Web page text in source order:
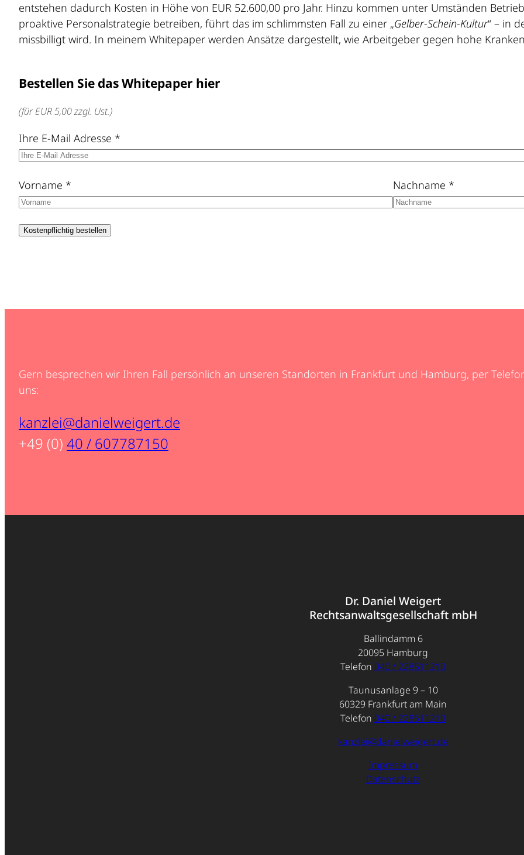
entstehen dadurch Kosten in Höhe von EUR 52.600,00 pro Jahr. Hinzu kommen unter Umständen
proaktive Personalstrategie betreiben, führt das im schlimmsten Fall zu einer „Gelber-Schein-Kultur“ – in
missbilligt wird. In meinem Whitepaper werden Ansätze dargestellt, wie Arbeitgeber gegen hohe
Bestellen Sie das Whitepaper hier
(für EUR 5,00 zzgl. Ust.)
Ihre E-Mail Adresse *
Vorname * Nachname *
Kostenpflichtig bestellen
Gern besprechen wir Ihren Fall persönlich an unseren Standorten in Frankfurt und Hamburg, per
uns:
kanzlei@danielweigert.de
+49 (0) 40 / 607787150
Dr. Daniel Weigert
Rechtsanwaltsgesellschaft mbH
Ballindamm 6
20095 Hamburg
Telefon 040 / 228511210
Taunusanlage 9 – 10
60329 Frankfurt am Main
Telefon 040 / 228511210
kanzlei@danielweigert.de
Impressum
Datenschutz